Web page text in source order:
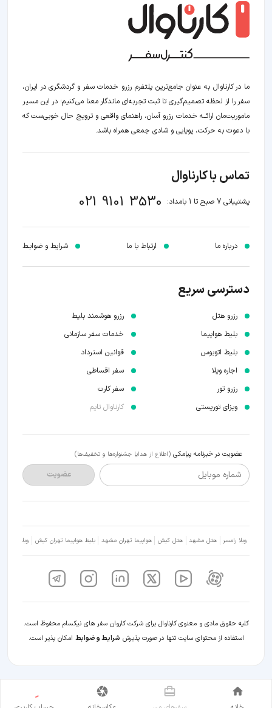
ما در کارناوال به عنوان جامع‌ترین پلتفرم رزرو خدمات سفر و گردشگری در ایران،
سفر را از لحظه‌ تصمیم‌گیری تا ثبت تجربه‌ای ماندگار معنا می‌کنیم؛ در این مسیر‍
ماموریت‌مان اراﺋــﻪ خدمات رزرو آسان، راهنمای واقعی و ترویج حال خوبی‌ست که
با دعوت به حرکت، پویایی و شادی جمعی همراه باشد.
تماس با کارناوال
پشتیبانی 7 صبح تا 1 بامداد: 021 9101 3530
درباره ما ارتباط با ما شرایط و ضوابـط
دسترسی سریع
رزرو هتل
بلیط هواپیما
بلیط اتوبوس
اجاره ویلا
رزرو تور
ویزای توریستی
رزرو هوشمند بلیط
خدمات سفر سازمانی
قوانین استرداد
سفر اقساطی
سفر کارت
کارناوال تایم
عضویت در خبرنامه پیامکی (اطلاع از هدایا جشنواره‌ها و تخفیف‌ها)
شماره موبایل عضویت
ویلا رامسر هتل مشهد هتل کیش هواپیما تهران مشهد بلیط هواپیما تهران کیش ویلا شمال
کلیه حقوق مادی و معنوی کارناوال برای شرکت کاروان سفر های نیکسام محفوظ است.
استفاده از محتوای سایت تنها در صورت پذیرش شرایط و ضوابط امکان پذیر است.